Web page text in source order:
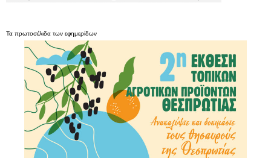
Τα πρωτοσέλιδα των εφημερίδων